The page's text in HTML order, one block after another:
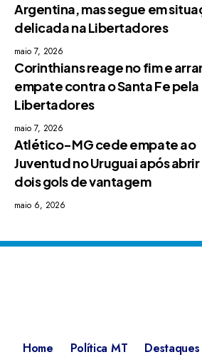
Argentina, mas segue em
delicada na Libertadores
maio 7, 2026
Corinthians reage no fim e
empate contra o Santa Fe pela
Libertadores
maio 7, 2026
Atlético-MG cede empate ao
Juventud no Uruguai após abrir
dois gols de vantagem
maio 6, 2026
Home Política MT Destaques